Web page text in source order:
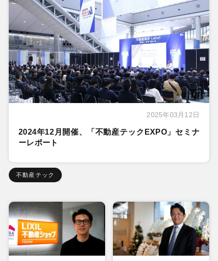
2025年03月12日
2024年12月開催、「不動産テックEXPO」セミナ
ーレポート
不動産テック